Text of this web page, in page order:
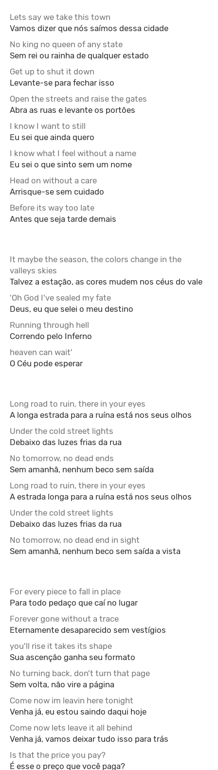
Vamos dizer que nós saímos dessa cidade
Sem rei ou rainha de qualquer estado
Levante-se para fechar isso
Abra as ruas e levante os portões
Eu sei que ainda quero
Eu sei o que sinto sem um nome
Arrisque-se sem cuidado
Antes que seja tarde demais
Talvez a estação, as cores mudem nos céus do vale
Deus, eu que selei o meu destino
Correndo pelo Inferno
O Céu pode esperar
A longa estrada para a ruína está nos seus olhos
Debaixo das luzes frias da rua
Sem amanhã, nenhum beco sem saída
A estrada longa para a ruína está nos seus olhos
Debaixo das luzes frias da rua
Sem amanhã, nenhum beco sem saída a vista
Para todo pedaço que caí no lugar
Eternamente desaparecido sem vestígios
Sua ascenção ganha seu formato
Sem volta, não vire a página
Venha já, eu estou saindo daqui hoje
Venha já, vamos deixar tudo isso para trás
É esse o preço que você paga?
Lets say we take this town
No king no queen of any state
Get up to shut it down
Open the streets and raise the gates
I know I want to still
I know what I feel without a name
Head on without a care
Before its way too late
It maybe the season, the colors change in the
valleys skies
'Oh God I've sealed my fate
Running through hell
heaven can wait'
Long road to ruin, there in your eyes
Under the cold street lights
No tomorrow, no dead ends
Long road to ruin, there in your eyes
Under the cold street lights
No tomorrow, no dead end in sight
For every piece to fall in place
Forever gone without a trace
you'll rise it takes its shape
No turning back, don't turn that page
Come now im leavin here tonight
Come now lets leave it all behind
Is that the price you pay?